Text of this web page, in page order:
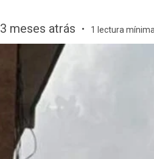
3 meses atrás 1 lectura